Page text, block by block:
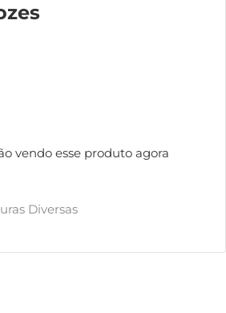
vendo esse produto agora
Diversas